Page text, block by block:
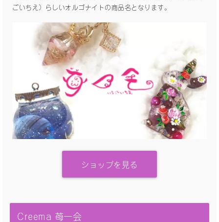
ごいちえ）らしいオルゴナイトの商品名となります。
ショップを見る
Creema 苺一会